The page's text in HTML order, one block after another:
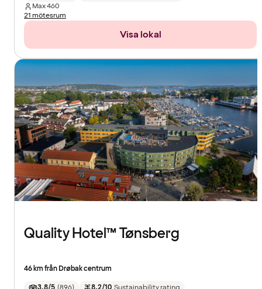
Max460
21 mötesrum
Visa lokal
Quality Hotel™ Tønsberg
46 km från Drøbak centrum